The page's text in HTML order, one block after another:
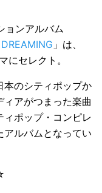
ョンアルバム
」は、
にセレクト。
本のシティポップか
アがつまった楽曲
ポップ・コンピレ
アルバムとなってい